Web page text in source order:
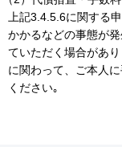
上記3.4.5.6に関する
かかるなどの事態が
ていただく場合があ
に関わって、ご本人
ください｡